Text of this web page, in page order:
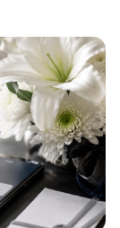
とマナー｜後
ント